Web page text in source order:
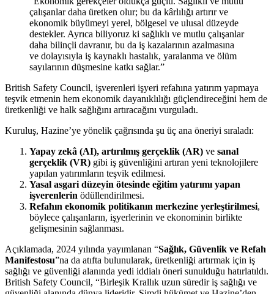
çalışanlar daha üretken olur; bu da kârlılığı artırır ve
ekonomik büyümeyi yerel, bölgesel ve ulusal düzeyde
destekler. Ayrıca biliyoruz ki sağlıklı ve mutlu çalışanlar
daha bilinçli davranır, bu da iş kazalarının azalmasına
ve dolayısıyla iş kaynaklı hastalık, yaralanma ve ölüm
sayılarının düşmesine katkı sağlar.”
British Safety Council, işverenleri işyeri refahına yatırım yapmaya
teşvik etmenin hem ekonomik dayanıklılığı güçlendireceğini hem de
üretkenliği ve halk sağlığını artıracağını vurguladı.
Kuruluş, Hazine’ye yönelik çağrısında şu üç ana öneriyi sıraladı:
Yapay zekâ (AI), artırılmış gerçeklik (AR) ve sanal
gerçeklik (VR) gibi iş güvenliğini artıran yeni teknolojilere
yapılan yatırımların teşvik edilmesi.
Yasal asgari düzeyin ötesinde eğitim yatırımı yapan
işverenlerin ödüllendirilmesi.
Refahın ekonomik politikanın merkezine yerleştirilmesi,
böylece çalışanların, işyerlerinin ve ekonominin birlikte
gelişmesinin sağlanması.
Açıklamada, 2024 yılında yayımlanan “Sağlık, Güvenlik ve Refah
Manifestosu”na da atıfta bulunularak, üretkenliği artırmak için iş
sağlığı ve güvenliği alanında yedi iddialı öneri sunulduğu hatırlatıldı.
British Safety Council, “Birleşik Krallık uzun süredir iş sağlığı ve